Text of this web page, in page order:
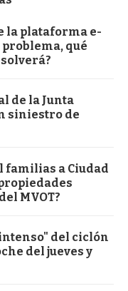
la plataforma e-
problema, qué
de la Junta
siniestro de
a Ciudad
MVOT?
del ciclón
del jueves y